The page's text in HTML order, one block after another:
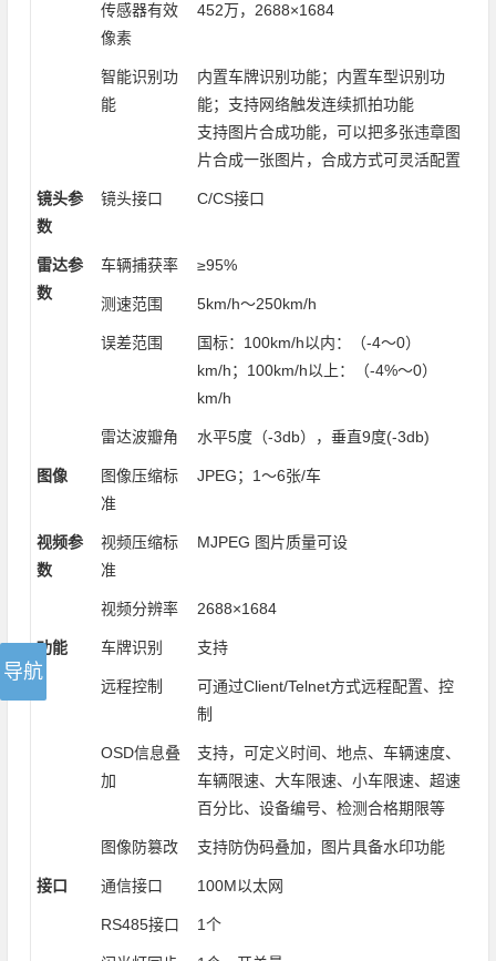
传感器有效
像素
452万，2688×1684
智能识别功
能
内置车牌识别功能；内置车型识别功
能；支持网络触发连续抓拍功能
支持图片合成功能，可以把多张违章图
片合成一张图片，合成方式可灵活配置
镜头参
数
镜头接口 C/CS接口
雷达参
数
车辆捕获率 ≥95%
测速范围 5km/h～250km/h
误差范围
国标：100km/h以内：（-4～0）
km/h；100km/h以上：（-4%～0）
km/h
雷达波瓣角 水平5度（-3db），垂直9度(-3db)
图像
图像压缩标
准
JPEG；1～6张/车
视频参
数
视频压缩标
准
MJPEG 图片质量可设
视频分辨率 2688×1684
功能 车牌识别 支持
远程控制
可通过Client/Telnet方式远程配置、控
制
OSD信息叠
加
支持，可定义时间、地点、车辆速度、
车辆限速、大车限速、小车限速、超速
百分比、设备编号、检测合格期限等
图像防篡改 支持防伪码叠加，图片具备水印功能
接口 通信接口 100M以太网
RS485接口 1个